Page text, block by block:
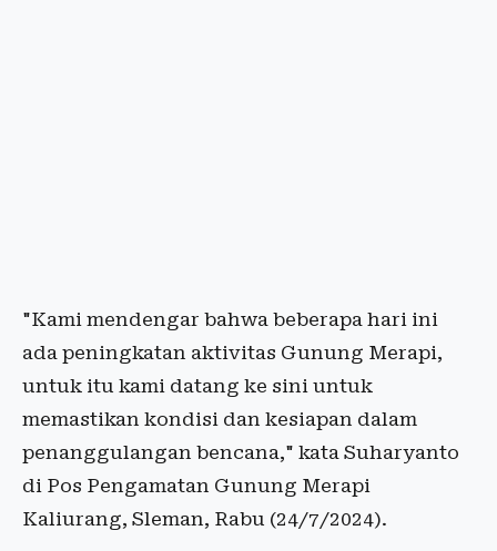
"Kami mendengar bahwa beberapa hari ini
ada peningkatan aktivitas Gunung Merapi,
untuk itu kami datang ke sini untuk
memastikan kondisi dan kesiapan dalam
penanggulangan bencana," kata Suharyanto
di Pos Pengamatan Gunung Merapi
Kaliurang, Sleman, Rabu (24/7/2024).